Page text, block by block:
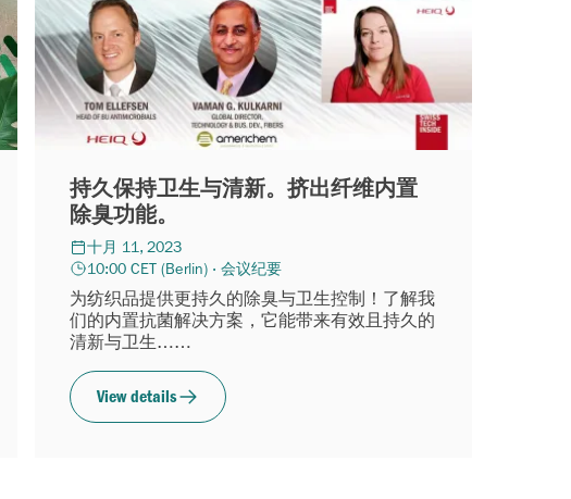
持久保持卫生与清新。挤出纤维内置
除臭功能。
十月 11, 2023
10:00 CET (Berlin) · 会议纪要
为纺织品提供更持久的除臭与卫生控制！了解我
们的内置抗菌解决方案，它能带来有效且持久的
清新与卫生……
View details